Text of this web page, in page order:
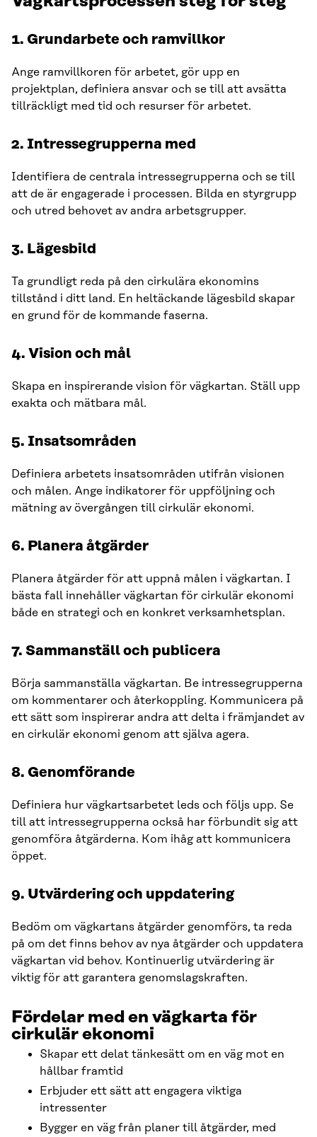
1. Grundarbete och ramvillkor
Ange ramvillkoren för arbetet, gör upp en
projektplan, definiera ansvar och se till att avsätta
tillräckligt med tid och resurser för arbetet.
2. Intressegrupperna med
Identifiera de centrala intressegrupperna och se till
att de är engagerade i processen. Bilda en styrgrupp
och utred behovet av andra arbetsgrupper.
3. Lägesbild
Ta grundligt reda på den cirkulära ekonomins
tillstånd i ditt land. En heltäckande lägesbild skapar
en grund för de kommande faserna.
4. Vision och mål
Skapa en inspirerande vision för vägkartan. Ställ upp
exakta och mätbara mål.
5. Insatsområden
Definiera arbetets insatsområden utifrån visionen
och målen. Ange indikatorer för uppföljning och
mätning av övergången till cirkulär ekonomi.
6. Planera åtgärder
Planera åtgärder för att uppnå målen i vägkartan. I
bästa fall innehåller vägkartan för cirkulär ekonomi
både en strategi och en konkret verksamhetsplan.
7. Sammanställ och publicera
Börja sammanställa vägkartan. Be intressegrupperna
om kommentarer och återkoppling. Kommunicera på
ett sätt som inspirerar andra att delta i främjandet av
en cirkulär ekonomi genom att själva agera.
8. Genomförande
Definiera hur vägkartsarbetet leds och följs upp. Se
till att intressegrupperna också har förbundit sig att
genomföra åtgärderna. Kom ihåg att kommunicera
öppet.
9. Utvärdering och uppdatering
Bedöm om vägkartans åtgärder genomförs, ta reda
på om det finns behov av nya åtgärder och uppdatera
vägkartan vid behov. Kontinuerlig utvärdering är
viktig för att garantera genomslagskraften.
Fördelar med en vägkarta för
cirkulär ekonomi
Skapar ett delat tänkesätt om en väg mot en
hållbar framtid
Erbjuder ett sätt att engagera viktiga
intressenter
Bygger en väg från planer till åtgärder, med